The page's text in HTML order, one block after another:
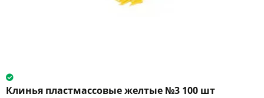
Клинья пластмассовые желтые №3 100 шт